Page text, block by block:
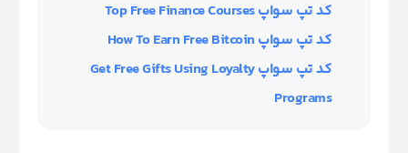
کد تپ سواپ Top Free Finance Courses
کد تپ سواپ How To Earn Free Bitcoin
کد تپ سواپ Get Free Gifts Using Loyalty
Programs